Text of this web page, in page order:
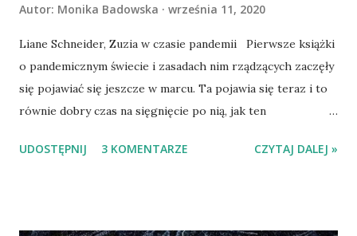
Autor: Monika Badowska września 11, 2020
Liane Schneider, Zuzia w czasie pandemii Pierwsze książki
o pandemicznym świecie i zasadach nim rządzących zaczęły
się pojawiać się jeszcze w marcu. Ta pojawia się teraz i to
równie dobry czas na sięgnięcie po nią, jak ten
nie zawsze umiemy zrozumieć chaos panujący wokół nas, a
UDOSTĘPNIJ 3 KOMENTARZE CZYTAJ DALEJ »